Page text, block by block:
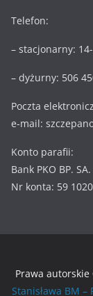
Telefon:
– stacjonarny:
– dyżurny: 506
Poczta
e-mail:
Konto parafii:
Bank PKO BP. SA.
Nr konta: 59
Prawa
Stanisława BM –